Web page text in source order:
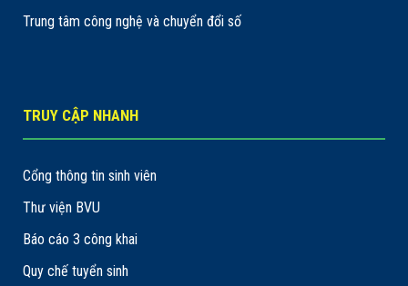
Trung tâm công nghệ và chuyển đổi số
TRUY CẬP NHANH
Cổng thông tin sinh viên
Thư viện BVU
Báo cáo 3 công khai
Quy chế tuyển sinh